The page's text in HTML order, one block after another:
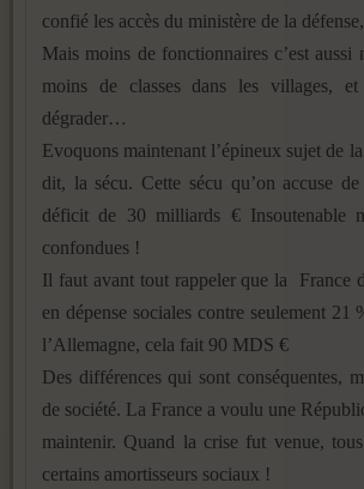
confié les accès du ministère de la
Mais moins de fonctionnaires c’est aussi
moins de classes dans les villages,
dégrader…
Evoquons maintenant l’épineux sujet de
dit, la sécu. Cette sécu qu’on accuse
déficit de 30 milliards € Insoutenable
confondues !
Il faut avant tout rappeler que la France
en dépense sociales contre seulement 21
l’Allemagne, cela fait 90 MDS €
Des différences qui sont conséquentes,
de société. La France a voulu une
maintenir. Quand la crise fut venue,
certains amortisseurs sociaux !